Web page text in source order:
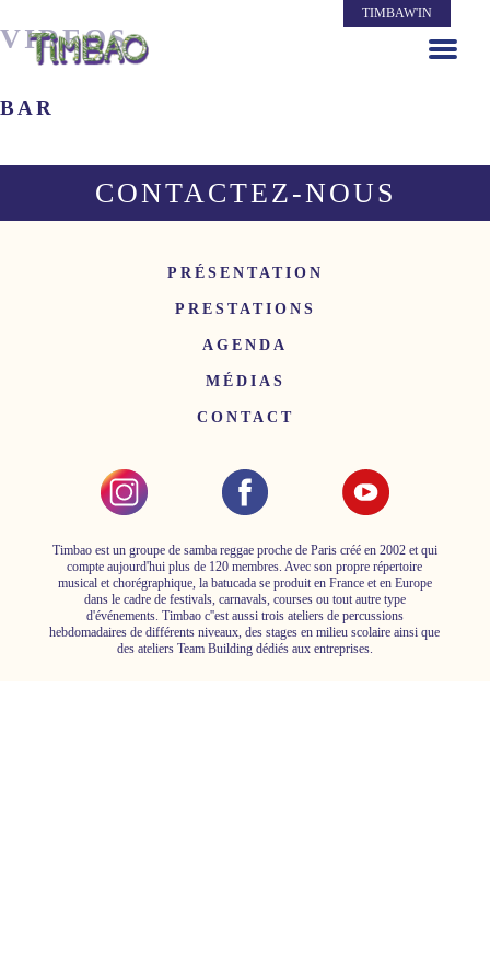
TIMBAW'IN
VIDEOS
BAR
CONTACTEZ-NOUS
PRÉSENTATION
PRESTATIONS
AGENDA
MÉDIAS
CONTACT
Timbao est un groupe de samba reggae proche de Paris créé en 2002 et qui
compte aujourd'hui plus de 120 membres. Avec son propre répertoire
musical et chorégraphique, la batucada se produit en France et en Europe
dans le cadre de festivals, carnavals, courses ou tout autre type
d'événements. Timbao c''est aussi trois ateliers de percussions
hebdomadaires de différents niveaux, des stages en milieu scolaire ainsi que
des ateliers Team Building dédiés aux entreprises.